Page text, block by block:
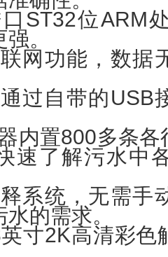
ST32位ARM
。
网功能，数据
过自带的USB
内置800多条
速了解污水中
系统，无需手
的需求。
寸2K高清彩色